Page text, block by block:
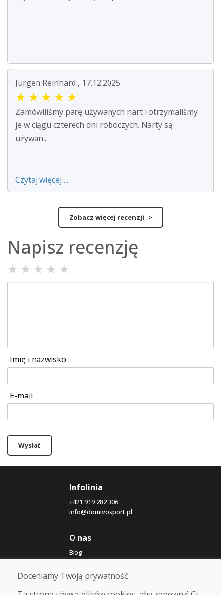
Jürgen Reinhard , 17.12.2025
★ ★ ★ ★ ★
Zamówiliśmy parę używanych nart i otrzymaliśmy
je w ciągu czterech dni roboczych. Narty są
używan...
Czytaj więcej ...
Zobacz więcej recenzji >
Napisz recenzję
★ ★ ★ ★ ★
Imię i nazwisko
E-mail
Wysłać
Infolinia
+421 919 282 306
info@domivosport.pl
O nas
Blog
O nas
Sklep
Kontakt
Doceniamy Twoją prywatność